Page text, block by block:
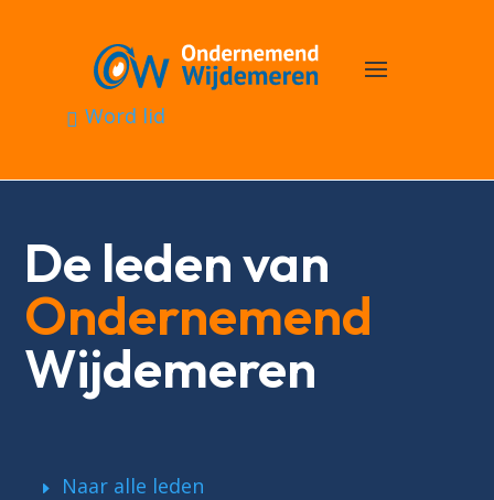
Word lid
De leden van
Ondernemend
Wijdemeren
Naar alle leden